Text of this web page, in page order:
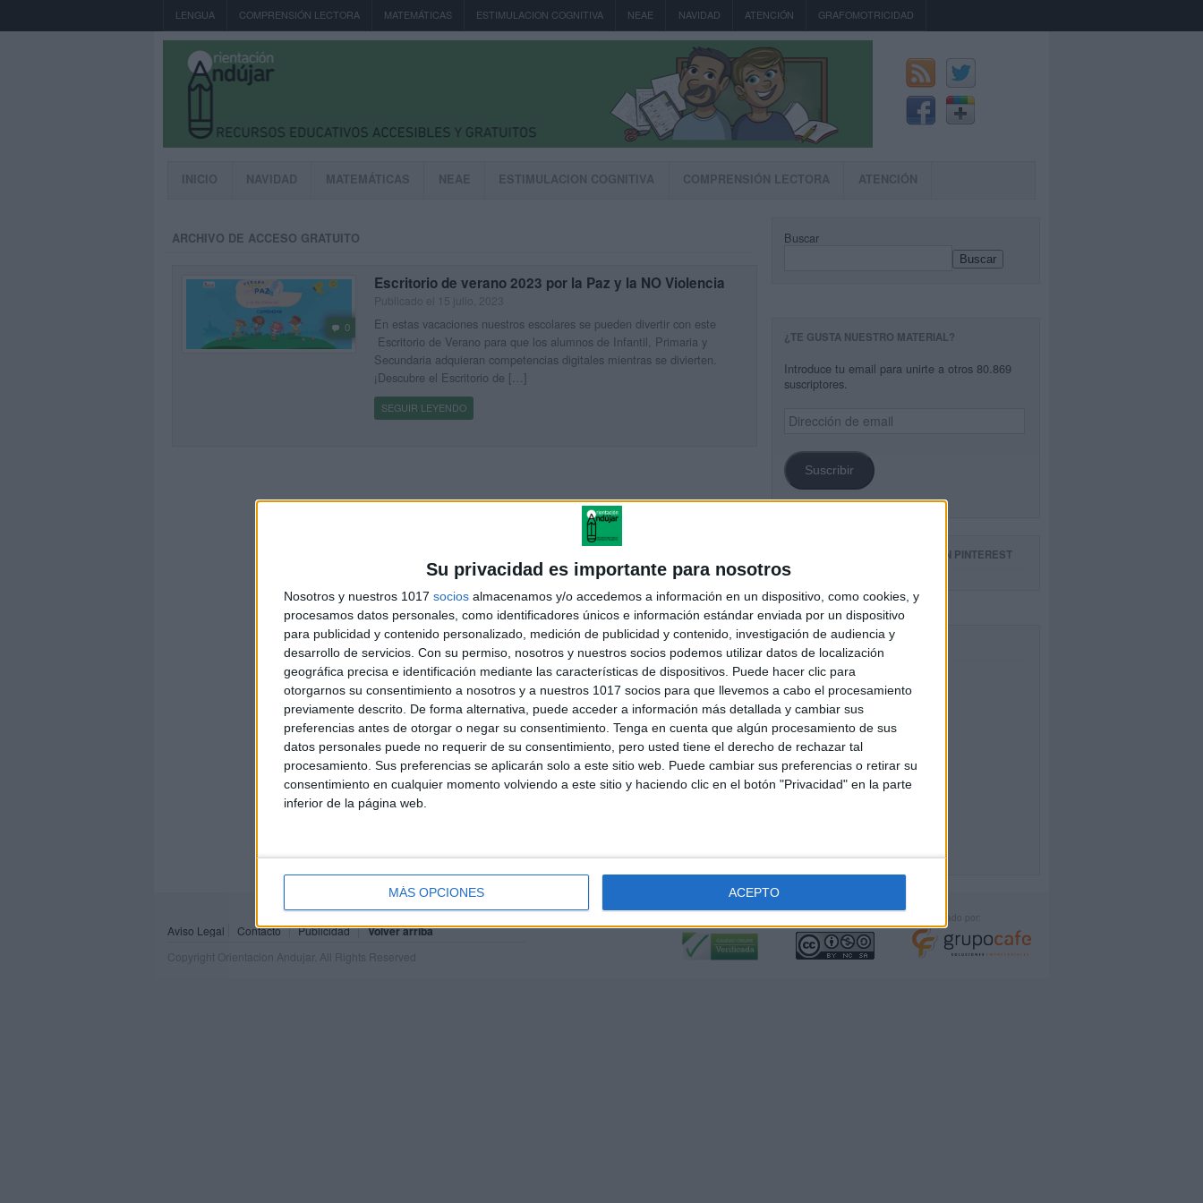
Su privacidad es importante para nosotros
Nosotros y nuestros 1017 socios almacenamos y/o accedemos a información en un dispositivo, como cookies, y
procesamos datos personales, como identificadores únicos e información estándar enviada por un dispositivo
para publicidad y contenido personalizado, medición de publicidad y contenido, investigación de audiencia y
desarrollo de servicios. Con su permiso, nosotros y nuestros socios podemos utilizar datos de localización
geográfica precisa e identificación mediante las características de dispositivos. Puede hacer clic para
otorgarnos su consentimiento a nosotros y a nuestros 1017 socios para que llevemos a cabo el procesamiento
previamente descrito. De forma alternativa, puede acceder a información más detallada y cambiar sus
preferencias antes de otorgar o negar su consentimiento. Tenga en cuenta que algún procesamiento de sus
datos personales puede no requerir de su consentimiento, pero usted tiene el derecho de rechazar tal
procesamiento. Sus preferencias se aplicarán solo a este sitio web. Puede cambiar sus preferencias o retirar su
consentimiento en cualquier momento volviendo a este sitio y haciendo clic en el botón "Privacidad" en la parte
inferior de la página web.
MÁS OPCIONES ACEPTO
LENGUA COMPRENSIÓN LECTORA MATEMÁTICAS ESTIMULACION COGNITIVA NEAE NAVIDAD ATENCIÓN GRAFOMOTRICIDAD
INICIO NAVIDAD MATEMÁTICAS NEAE ESTIMULACION COGNITIVA COMPRENSIÓN LECTORA ATENCIÓN
ARCHIVO DE ACCESO GRATUITO
0
Escritorio de verano 2023 por la Paz y la NO Violencia
En estas vacaciones nuestros escolares se pueden divertir con este
Escritorio de Verano para que los alumnos de Infantil, Primaria y
Secundaria adquieran competencias digitales mientras se divierten.
¡Descubre el Escritorio de […]
SEGUIR LEYENDO
Buscar
Buscar
¿TE GUSTA NUESTRO MATERIAL?
Introduce tu email para unirte a otros 80.869
suscriptores.
Dirección
de
Suscribir
SIGUE NUESTROS TABLEROS EN PINTEREST
Aviso Legal Contacto Publicidad Volver arriba
Copyright Orientacion Andujar. All Rights Reserved